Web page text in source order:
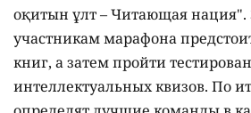
оқитын ұлт – Читающая нация".
участникам марафона
книг, а затем пройти
интеллектуальных квизов. По